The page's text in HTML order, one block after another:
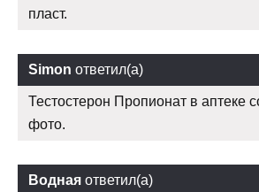
пласт.
Simon ответил(а)
Тестостерон Пропионат в аптеке
фото.
Водная ответил(а)